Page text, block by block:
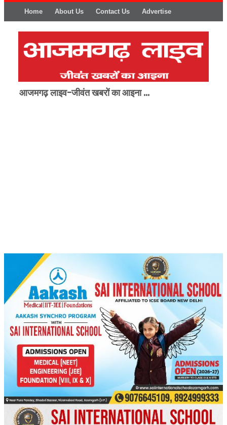
Home About Us Contact Us Advertise
आजमगढ़ लाइव-जीवंत खबरों का आइना ...